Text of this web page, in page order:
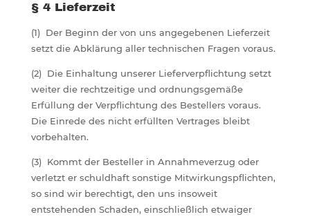
§ 4 Lieferzeit
(1) Der Beginn der von uns angegebenen Lieferzeit
setzt die Abklärung aller technischen Fragen voraus.
(2) Die Einhaltung unserer Lieferverpflichtung setzt
weiter die rechtzeitige und ordnungsgemäße
Erfüllung der Verpflichtung des Bestellers voraus.
Die Einrede des nicht erfüllten Vertrages bleibt
vorbehalten.
(3) Kommt der Besteller in Annahmeverzug oder
verletzt er schuldhaft sonstige Mitwirkungspflichten,
so sind wir berechtigt, den uns insoweit
entstehenden Schaden, einschließlich etwaiger